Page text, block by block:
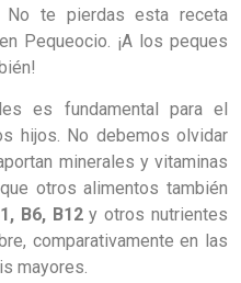
No te pierdas esta receta
Pequeocio. ¡A los peques
es fundamental para el
hijos. No debemos olvidar
minerales y vitaminas
otros alimentos también
B6, B12y otros nutrientes
comparativamente en las
mayores.